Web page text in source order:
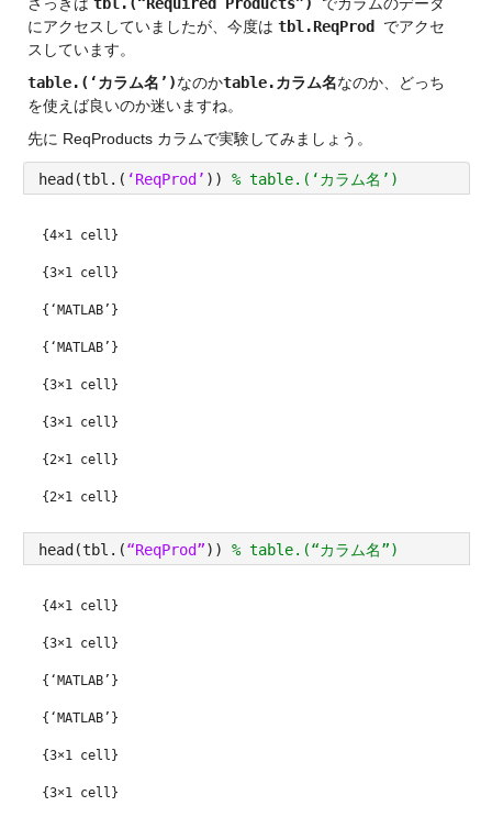
にアクセスしていましたが、今度は tbl.ReqProd でアクセ
スしています。
table.(‘カラム名’)なのかtable.カラム名なのか、どっち
を使えば良いのか迷いますね。
先に ReqProducts カラムで実験してみましょう。
head(tbl.( ‘ReqProd’ )) % table.(‘カラム名’)
{4×1 cell}
{3×1 cell}
{‘MATLAB’}
{‘MATLAB’}
{3×1 cell}
{3×1 cell}
{2×1 cell}
{2×1 cell}
head(tbl.(“ReqProd”)) % table.(“カラム名”)
{4×1 cell}
{3×1 cell}
{‘MATLAB’}
{‘MATLAB’}
{3×1 cell}
{3×1 cell}